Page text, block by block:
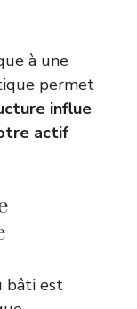
à une
permet
influe
actif
bâti est